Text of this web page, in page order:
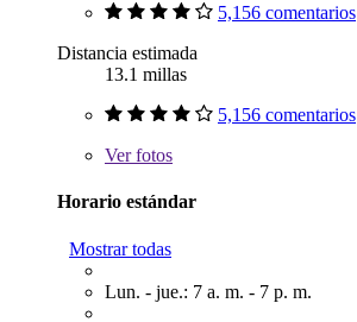
5,156 comentarios
Distancia estimada
13.1 millas
5,156 comentarios
Verfotos
Horario estándar
Mostrar todas
Lun. - jue.: 7 a. m. - 7 p. m.